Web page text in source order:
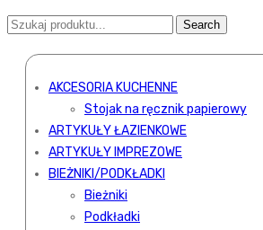
AKCESORIA KUCHENNE
Stojak na ręcznik papierowy
ARTYKUŁY ŁAZIENKOWE
ARTYKUŁY IMPREZOWE
BIEŻNIKI/PODKŁADKI
Bieżniki
Podkładki